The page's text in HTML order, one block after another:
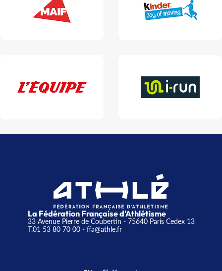
La Fédération Française d'Athlétisme
33 Avenue Pierre de Coubertin - 75640 Paris Cedex 13
T.01 53 80 70 00- ffa@athle.fr